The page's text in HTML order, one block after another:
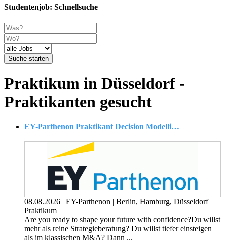
Studentenjob: Schnellsuche
Suche starten
Praktikum in Düsseldorf -
Praktikanten gesucht
EY-Parthenon Praktikant Decision Modelling & Economics (w/m/d)
08.08.2026 | EY-Parthenon | Berlin, Hamburg, Düsseldorf |
Praktikum
Are you ready to shape your future with confidence?Du willst
mehr als reine Strategieberatung? Du willst tiefer einsteigen
als im klassischen M&A? Dann ...